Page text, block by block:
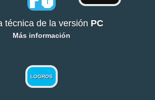
técnica de la versión PC
Más información
LOGROS